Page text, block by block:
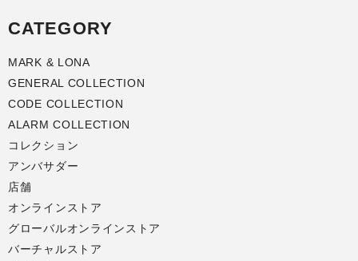
CATEGORY
MARK & LONA
GENERAL COLLECTION
CODE COLLECTION
ALARM COLLECTION
コレクション
アンバサダー
店舗
オンラインストア
グローバルオンラインストア
バーチャルストア